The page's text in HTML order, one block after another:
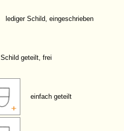
lediger Schild, eingeschrieben
Schild geteilt, frei
einfach geteilt